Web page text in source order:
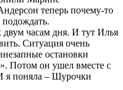
теперь почему-то
подождать.
часам дня. И тут Илья
Ситуация очень
остановки
Потом он ушел вместе с
я поняла – Шурочки